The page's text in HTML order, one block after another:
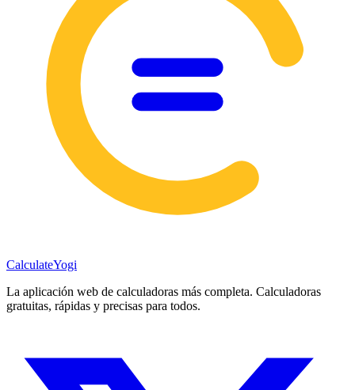
CalculateYogi
La aplicación web de calculadoras más completa. Calculadoras
gratuitas, rápidas y precisas para todos.